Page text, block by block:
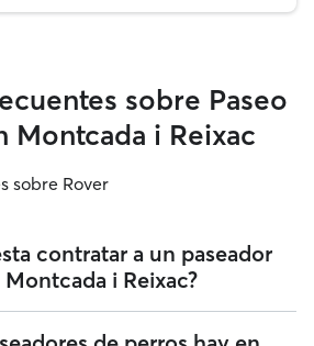
sobre Paseo
Montcada i Reixac
sobre Rover
contratar a un paseador
i Reixac?
perros de Rover tienen plena libertad